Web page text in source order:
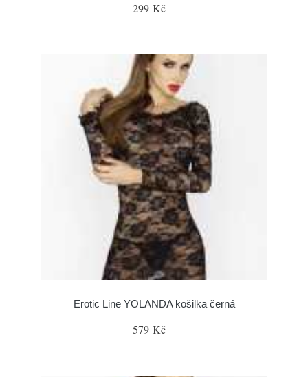
299 Kč
Erotic Line YOLANDA košilka černá
579 Kč